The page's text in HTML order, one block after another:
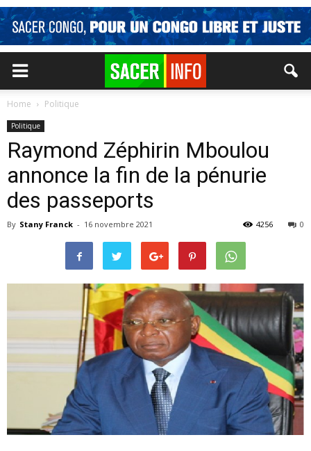
Home Politique
Politique
Raymond Zéphirin Mboulou
annonce la fin de la pénurie
des passeports
By Stany Franck - 16 novembre 2021 0
4256